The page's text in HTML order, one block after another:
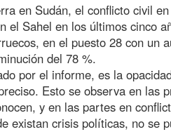
en Sudán, el conflicto civil
el Sahel en los últimos cinco
en el puesto 28 con un
del 78 %.
por el informe, es la
Esto se observa en las
y en las partes en
existan crisis políticas, no se